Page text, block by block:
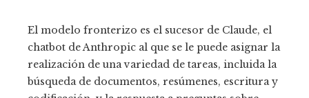
El modelo fronterizo es el sucesor de Claude, el
chatbot de Anthropic al que se le puede asignar la
realización de una variedad de tareas, incluida la
búsqueda de documentos, resúmenes, escritura y